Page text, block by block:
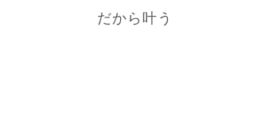
だから叶う